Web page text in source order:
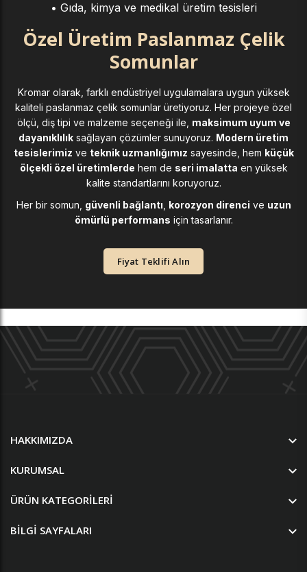
• Gıda, kimya ve medikal üretim tesisleri
Özel Üretim Paslanmaz Çelik
Somunlar
Kromar olarak, farklı endüstriyel uygulamalara uygun yüksek
kaliteli paslanmaz çelik somunlar üretiyoruz. Her projeye özel
ölçü, diş tipi ve malzeme seçeneği ile, maksimum uyum ve
dayanıklılık sağlayan çözümler sunuyoruz. Modern üretim
tesislerimiz ve teknik uzmanlığımız sayesinde, hem küçük
ölçekli özel üretimlerde hem de seri imalatta en yüksek
kalite standartlarını koruyoruz.
Her bir somun, güvenli bağlantı korozyon direnci ve uzun
ömürlü performans için tasarlanır.
Fiyat Teklifi Alın
HAKKIMIZDA
KURUMSAL
ÜRÜN KATEGORILERI
BILGI SAYFALARI